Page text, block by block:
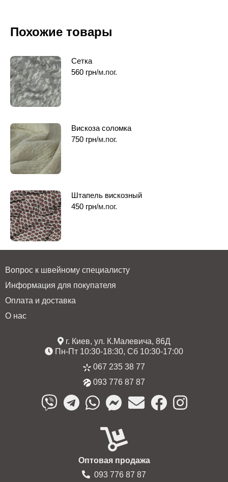
Похожие товары
Сетка
560 грн/м.пог.
Вискоза соломка
750 грн/м.пог.
Штапель вискозный
450 грн/м.пог.
Вопрос к швейному специалисту
Информация для покупателя
Оплата и доставка
О нас
г. Киев, ул. К.Малевича, 86Д
Пн-Пт 10:30-18:30, Сб 10:30-17:00
067 235 38 77
093 776 87 87
Оптовая продажа
093 776 87 87